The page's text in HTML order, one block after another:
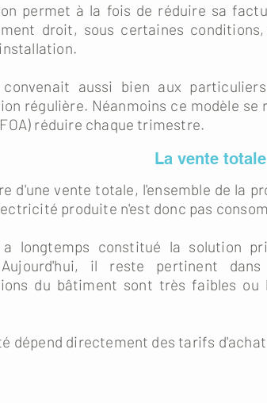
permet à la fois de réduire sa
droit, sous certaines
convenait aussi bien aux
régulière. Néanmoins ce modèle
réduire chaque trimestre.
La vente
d'une vente totale, l'ensemble de la
produite n'est donc pas
a longtemps constitué la solution
il reste pertinent
du bâtiment sont très faibles
dépend directement des tarifs